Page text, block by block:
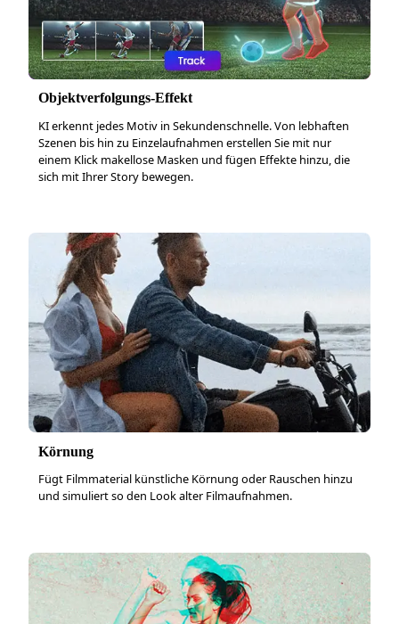
Objektverfolgungs-Effekt
KI erkennt jedes Motiv in Sekundenschnelle. Von lebhaften
Szenen bis hin zu Einzelaufnahmen erstellen Sie mit nur
einem Klick makellose Masken und fügen Effekte hinzu, die
sich mit Ihrer Story bewegen.
Körnung
Fügt Filmmaterial künstliche Körnung oder Rauschen hinzu
und simuliert so den Look alter Filmaufnahmen.